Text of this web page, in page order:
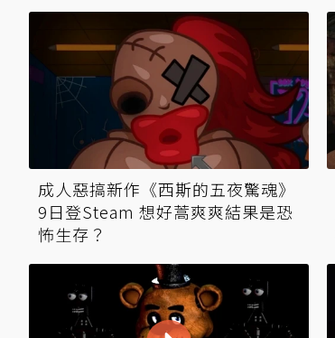
成人惡搞新作《西斯的五夜驚魂》
9日登Steam 想好蒿爽爽結果是恐
怖生存？